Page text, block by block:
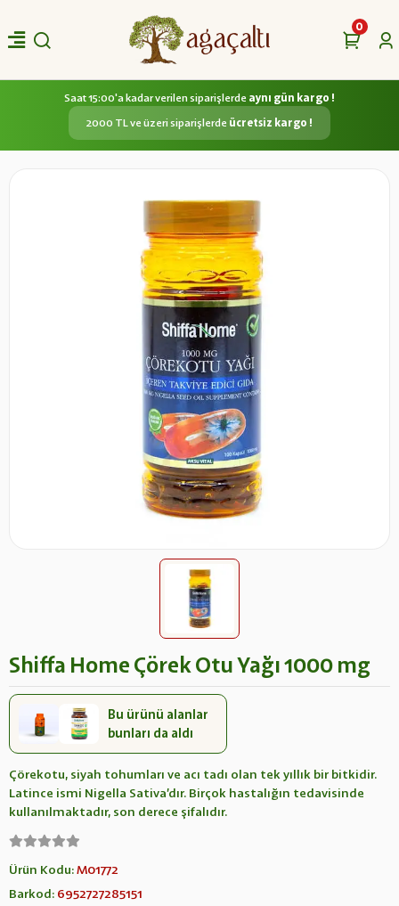
0
Saat 15:00'a kadar verilen siparişlerde aynı gün kargo !
2000 TL ve üzeri siparişlerde ücretsiz kargo !
Shiffa Home Çörek Otu Yağı 1000 mg
Bu ürünü alanlar
bunları da aldı
Çörekotu, siyah tohumları ve acı tadı olan tek yıllık bir bitkidir.
Latince ismi Nigella Sativa’dır. Birçok hastalığın tedavisinde
kullanılmaktadır, son derece şifalıdır.
Ürün Kodu:M01772
Barkod: 6952727285151